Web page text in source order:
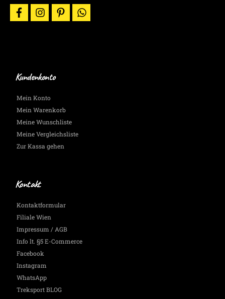
E-
Mail.
Wir
Laufenden.
facebookinstagrampinterestwhatsapp
Kundenkonto
Mein Konto
Mein Warenkorb
Meine Wunschliste
Meine Vergleichsliste
Zur Kassa gehen
Kontakt
Kontaktformular
Filiale Wien
Impressum / AGB
Info lt. §5 E-Commerce
Facebook
Instagram
WhatsApp
Treksport BLOG